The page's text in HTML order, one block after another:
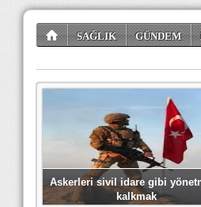
SAĞLIK GÜNDEM
Askerleri sivil idare gibi
kalkmak